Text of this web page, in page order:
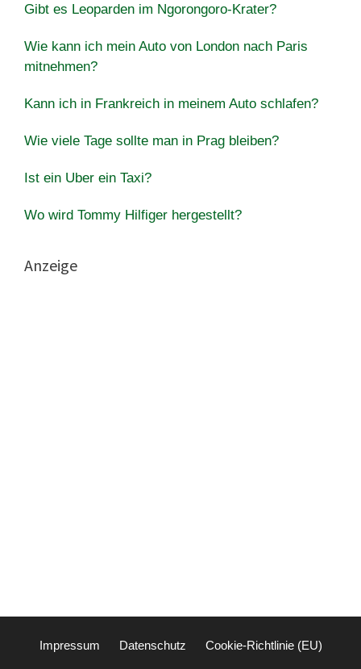
Gibt es Leoparden im Ngorongoro-Krater?
Wie kann ich mein Auto von London nach Paris
mitnehmen?
Kann ich in Frankreich in meinem Auto schlafen?
Wie viele Tage sollte man in Prag bleiben?
Ist ein Uber ein Taxi?
Wo wird Tommy Hilfiger hergestellt?
Anzeige
Impressum Datenschutz Cookie-Richtlinie (EU)